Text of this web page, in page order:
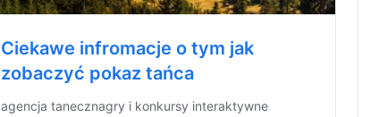
Ciekawe infromacje o tym jak
zobaczyć pokaz tańca
agencja tanecznagry i konkursy interaktywne